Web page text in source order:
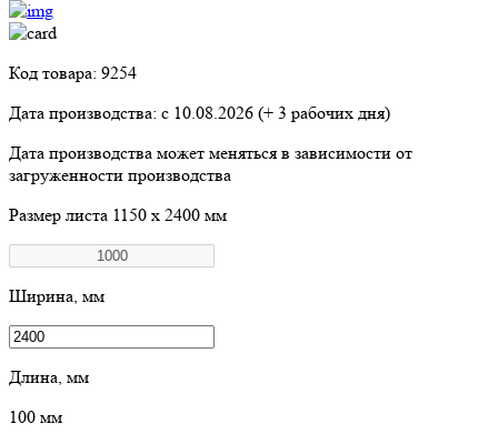
Код товара: 9254
Дата производства: с 10.08.2026 (+ 3 рабочих дня)
Дата производства может меняться в зависимости от
загруженности производства
Размер листа 1150 х 2400 мм
Ширина, мм
Длина, мм
100 мм